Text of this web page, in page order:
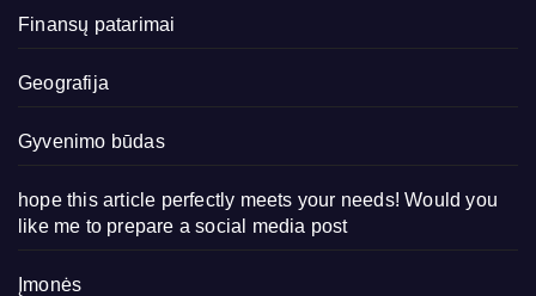
Finansų patarimai
Geografija
Gyvenimo būdas
hope this article perfectly meets your needs! Would you
like me to prepare a social media post
Įmonės